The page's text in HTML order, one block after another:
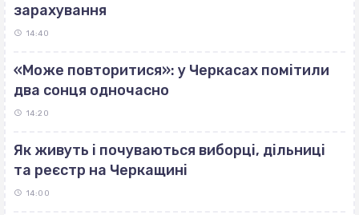
зарахування
14:40
«Може повторитися»: у Черкасах помітили
два сонця одночасно
14:20
Як живуть і почуваються виборці, дільниці
та реєстр на Черкащині
14:00